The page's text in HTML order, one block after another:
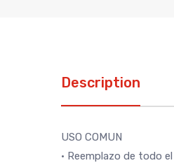
Description
USO COMUN
• Reemplazo de todo